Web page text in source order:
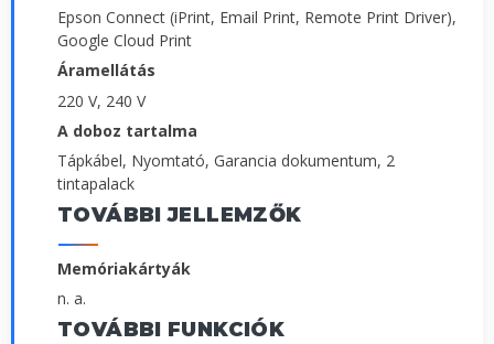
Epson Connect (iPrint, Email Print, Remote Print Driver),
Google Cloud Print
Áramellátás
220 V, 240 V
A doboz tartalma
Tápkábel, Nyomtató, Garancia dokumentum, 2
tintapalack
TOVÁBBI JELLEMZŐK
Memóriakártyák
n. a.
TOVÁBBI FUNKCIÓK